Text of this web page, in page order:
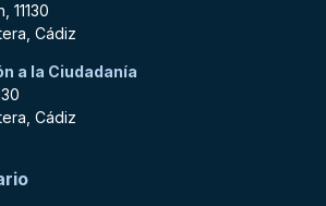
11130
Cádiz
a la Ciudadanía
Cádiz